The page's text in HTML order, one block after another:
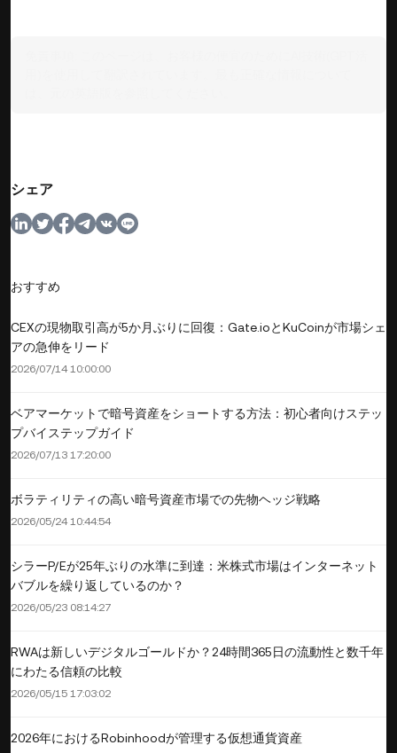
シェア
おすすめ
CEXの現物取引高が5か月ぶりに回復：Gate.ioとKuCoinが市場シェ
アの急伸をリード
2026/07/14 10:00:00
ベアマーケットで暗号資産をショートする方法：初心者向けステッ
プバイステップガイド
2026/07/13 17:20:00
ボラティリティの高い暗号資産市場での先物ヘッジ戦略
2026/05/24 10:44:54
シラーP/Eが25年ぶりの水準に到達：米株式市場はインターネット
バブルを繰り返しているのか？
2026/05/23 08:14:27
RWAは新しいデジタルゴールドか？24時間365日の流動性と数千年
にわたる信頼の比較
2026/05/15 17:03:02
2026年におけるRobinhoodが管理する仮想通貨資産